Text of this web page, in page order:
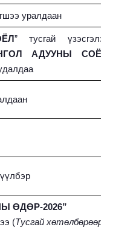
уралдаан
” тусгай үзэсгэлэн
АДУУНЫ СОЁЛ
ӨДӨР-2026”
(Тусгай хөтөлбөрөөр